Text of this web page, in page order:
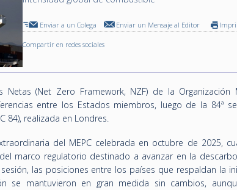
Enviar a un Colega Enviar un Mensaje al Editor
Compartir en redes sociales
(Net Zero Framework, NZF) de la Organización
entre los Estados miembros, luego de la 84ª
84), realizada en Londres.
del MEPC celebrada en octubre de 2025,
marco regulatorio destinado a avanzar en la
las posiciones entre los países que respaldan la
se mantuvieron en gran medida sin cambios,